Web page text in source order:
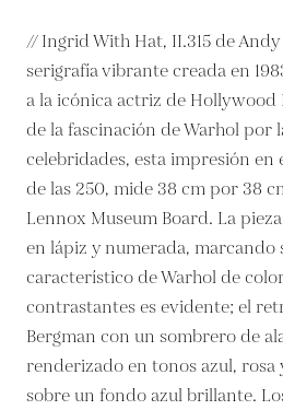
// Ingrid With Hat, II.315 de
serigrafía vibrante creada en
a la icónica actriz de Hollywood
de la fascinación de Warhol por
celebridades, esta impresión
de las 250, mide 38 cm por 38
Lennox Museum Board. La
en lápiz y numerada, marcando
característico de Warhol de
contrastantes es evidente; el
Bergman con un sombrero de
renderizado en tonos azul,
sobre un fondo azul brillante.